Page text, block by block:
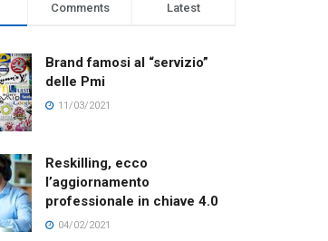
Comments Latest
Brand famosi al “servizio”
delle Pmi
11/03/2021
Reskilling, ecco
l’aggiornamento
professionale in chiave 4.0
04/02/2021